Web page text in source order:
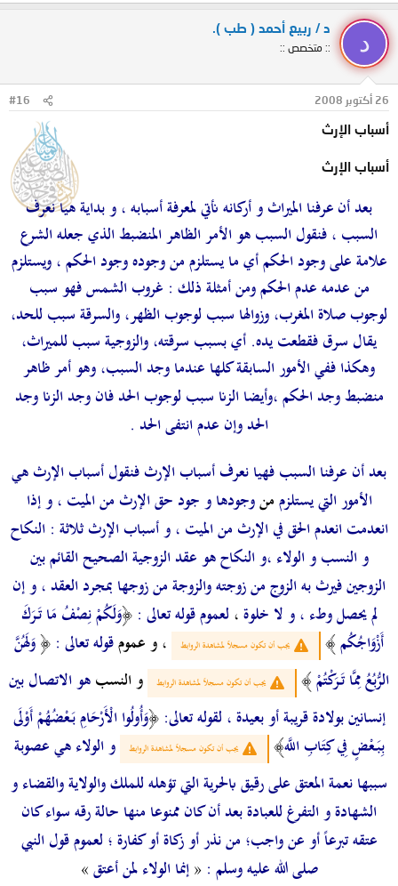
د
د / ربيع أحمد ( طب ).
:: متخصص ::
26 أكتوبر 2008 #16
أسباب الإرث
أسباب الإرث
بعد أنعرفنا الميراث و أركانه نأتي لمعرفة أسبابه ، و بدايةهيا نعرف
السبب ، فنقولالسبب هو الأمر الظاهر المنضبط الذي جعله الشرع
علامة على وجود الحكم أي ما يستلزم من وجوده وجود الحكم ، ويستلزم
من عدمه عدم الحكم ومن أمثلة ذلك : غروب الشمس فهو سبب
لوجوب صلاة المغرب، وزوالها سبب لوجوب الظهر، والسرقة سبب للحد،
يقال سرق فقطعت يده. أي بسبب سرقته، والزوجية سبب للميراث،
وهكذا ففي الأمور السابقة كلها عندما وجد السبب، وهو أمر ظاهر
منضبط وجد الحكم،وأيضاالزنا سبب لوجوب الحد فان وجد الزناوجد
الحد وإن عدمانتفى الحد .
بعد أن عرفنا السبب فهيا نعرف أسباب الإرث فنقول أسباب الإرث هي
الأمور التي يستلزممنوجودها و جود حق الإرث من الميت ، و إذا
انعدمت انعدم الحق في الإرث من الميت ، و أسباب الإرث ثلاثة : النكاح
و النسب و الولاء ،و النكاح هو عقد الزوجية الصحيح القائم بين
الزوجين فيرث به الزوج من زوجته والزوجة من زوجها بمجرد العقد ، و إن
لم يحصل وطء ، و لا خلوة، لعموم قوله تعالى :﴿وَلَكُمْ نِصْفُ مَا تَرَكَ
أَزْوَاجُكُم﴾ يجب أن تكون مسجلاً لمشاهدة الروابط ، و عمومقوله تعالى : ﴿وَلَهُنَّ
الرُّبُعُ مِمَّا تَرَكْتُمْ﴾ يجب أن تكون مسجلاً لمشاهدة الروابط و النسبهو الاتصال بين
إنسانين بولادة قريبة أو بعيدة ، لقوله تعالى:﴿وَأُولُوا الْأَرْحَامِ بَعْضُهُمْ أَوْلَى
بِبَعْضٍ فِي كِتَابِ اللَّه﴾ يجب أن تكون مسجلاً لمشاهدة الروابط
و الولاء هي عصوبة
سببها نعمة المعتق على رقيق بالحرية التي تؤهلهللملك والولاية والقضاء و
الشهادة و التفرغ للعبادة بعد أن كان ممنوعا منها حالة رقه سواء كان
عتقهتبرعاً أوعن واجب؛ من نذر أو زكاة أو كفارة ؛ لعموم قول النبي
صلى الله عليه وسلم :«إنما الولاء لمن أعتق»